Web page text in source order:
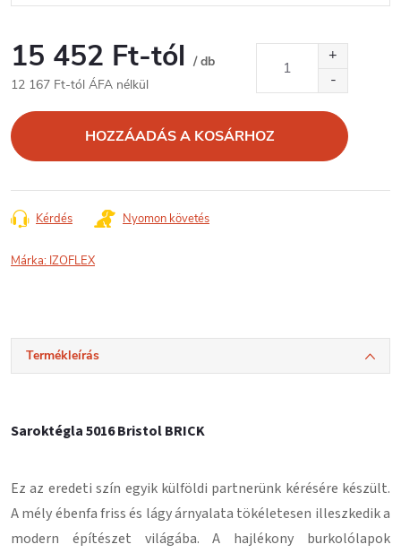
15 452 Ft-tól / db
12 167 Ft-tól ÁFA nélkül
HOZZÁADÁS A KOSÁRHOZ
Kérdés Nyomon követés
Márka: IZOFLEX
Termékleírás
Saroktégla 5016 Bristol BRICK
Ez az eredeti szín egyik külföldi partnerünk kérésére készült.
A mély ébenfa friss és lágy árnyalata tökéletesen illeszkedik a
modern építészet világába. A hajlékony burkolólapok